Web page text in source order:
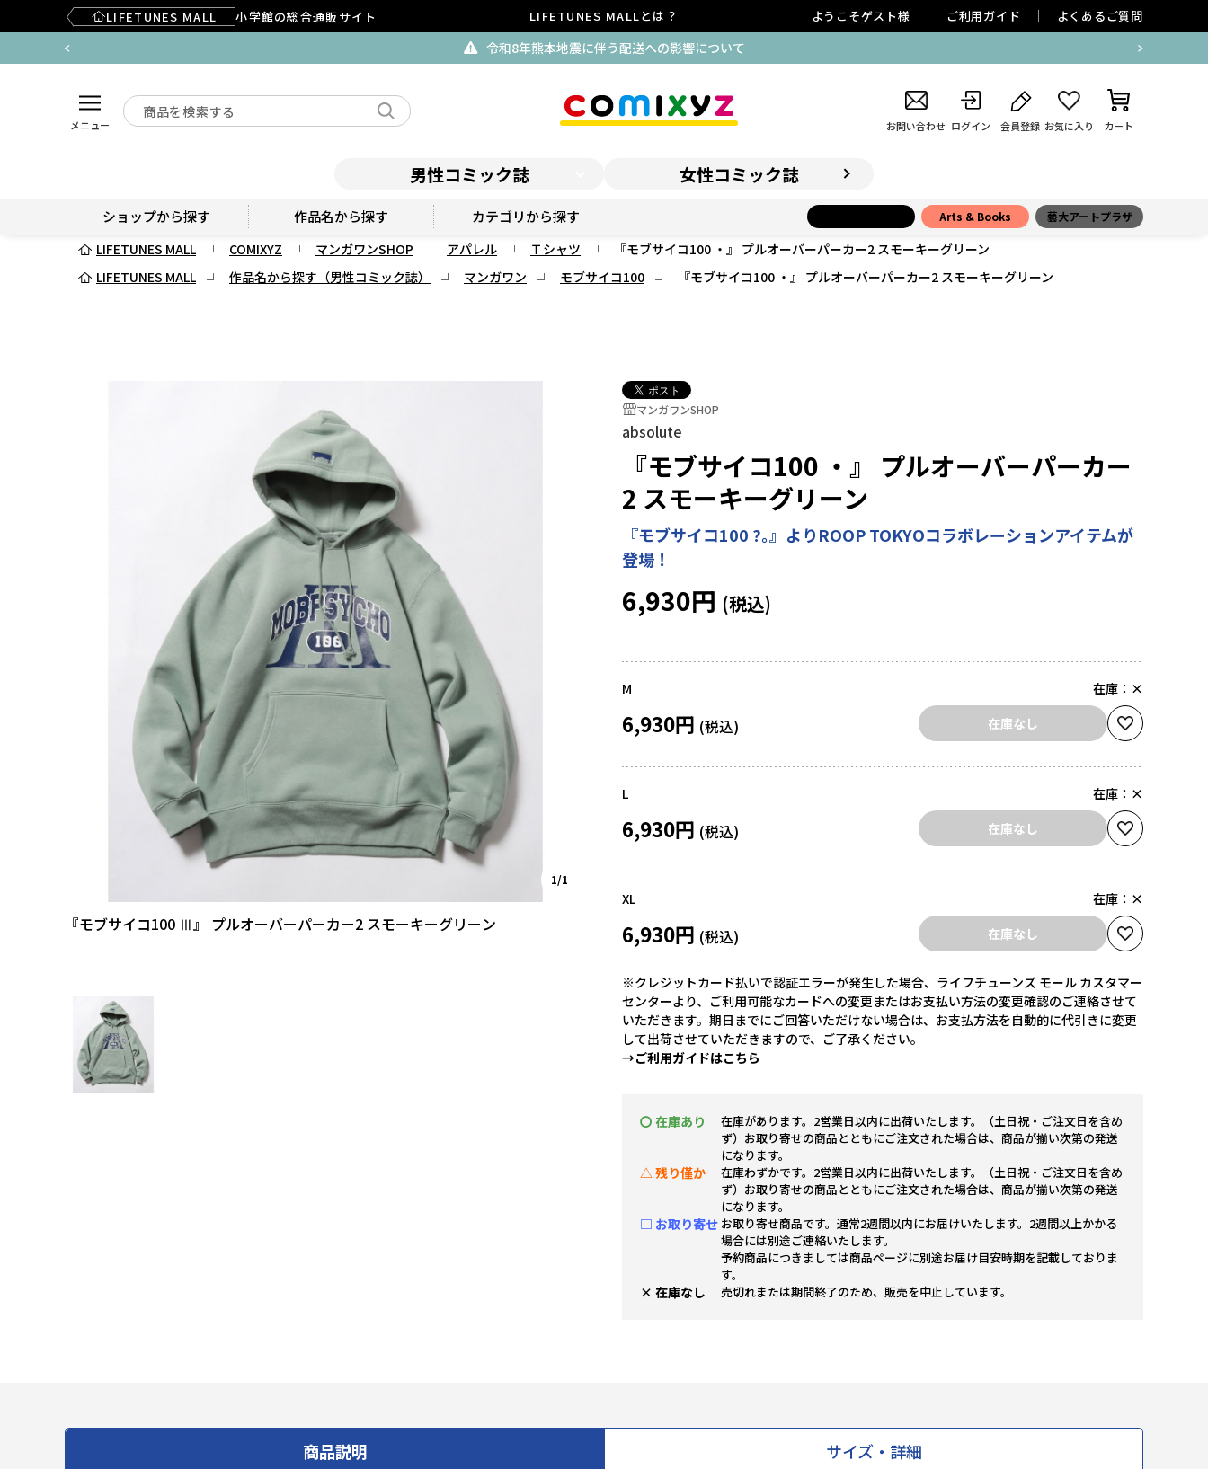
LIFETUNES MALL 小学館の総合通販サイト LIFETUNES MALLとは？ ようこそゲスト様 ご利用ガイド よくあるご質問
令和8年熊本地震に伴う配送への影響について
メニュー お問い合わせ ログイン 会員登録 お気に入り カート
男性コミック誌 女性コミック誌
ショップから探す 作品名から探す カテゴリから探す Arts & Books 藝大アートプラザ
LIFETUNES MALL COMIXYZ マンガワンSHOP アパレル Ｔシャツ
『モブサイコ100 ・』 プルオーバーパーカー2 スモーキーグリーン
LIFETUNES MALL
作品名から探す（男性コミック誌） マンガワン モブサイコ100 『モブサイコ100 ・』 プルオーバーパーカー2 スモーキーグリーン
『モブサイコ100 Ⅲ』 プルオーバーパーカー2 スモーキーグリーン
1/1
マンガワンSHOP
absolute
『モブサイコ100 ・』 プルオーバーパーカー
2 スモーキーグリーン
『モブサイコ100 ?｡』よりROOP TOKYOコラボレーションアイテムが
登場！
6,930円
M 在庫： ×
6,930円 在庫なし
L 在庫： ×
6,930円 在庫なし
XL 在庫： ×
6,930円 在庫なし
※クレジットカード払いで認証エラーが発生した場合、ライフチューンズ モール カスタマー
センターより、ご利用可能なカードへの変更またはお支払い方法の変更確認のご連絡させて
いただきます。期日までにご回答いただけない場合は、お支払方法を自動的に代引きに変更
して出荷させていただきますので、ご了承ください。
→ご利用ガイドはこちら
〇 在庫あり
在庫があります。2営業日以内に出荷いたします。（土日祝・ご注文日を含め
ず）お取り寄せの商品とともにご注文された場合は、商品が揃い次第の発送
になります。
△ 残り僅か
在庫わずかです。2営業日以内に出荷いたします。（土日祝・ご注文日を含め
ず）お取り寄せの商品とともにご注文された場合は、商品が揃い次第の発送
になります。
□ お取り寄せ お取り寄せ商品です。通常2週間以内にお届けいたします。2週間以上かかる
場合には別途ご連絡いたします。
予約商品につきましては商品ページに別途お届け目安時期を記載しておりま
す。
× 在庫なし 売切れまたは期間終了のため、販売を中止しています。
商品説明 サイズ・詳細